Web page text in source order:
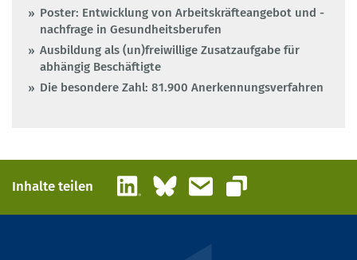
Poster: Entwicklung von Arbeitskräfteangebot und -
nachfrage in Gesundheitsberufen
Ausbildung als (un)freiwillige Zusatzaufgabe für
abhängig Beschäftigte
Die besondere Zahl: 81.900 Anerkennungsverfahren
Inhalte teilen LinkedInBlueskyE-Mail
Link kopieren